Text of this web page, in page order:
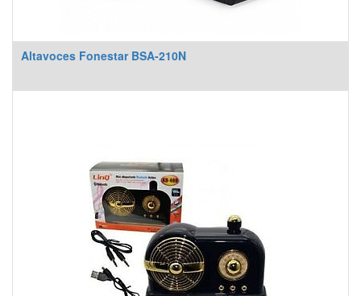
Altavoces Fonestar BSA-210N